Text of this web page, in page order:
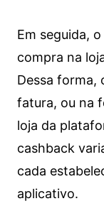
Em seguida,
compra na
Dessa forma,
fatura, ou na
loja da
cashback
cada
aplicativo.